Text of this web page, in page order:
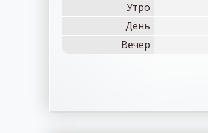
Утро
День
Вечер